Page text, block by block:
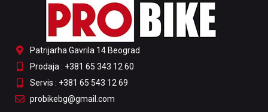
Patrijarha Gavrila 14 Beograd
Prodaja : +381 65 343 12 60
Servis : +381 65 543 12 69
probikebg@gmail.com